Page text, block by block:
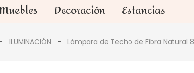
Muebles Decoración Estancias
ILUMINACIÓN Lámpara de Techo de Fibra Natural